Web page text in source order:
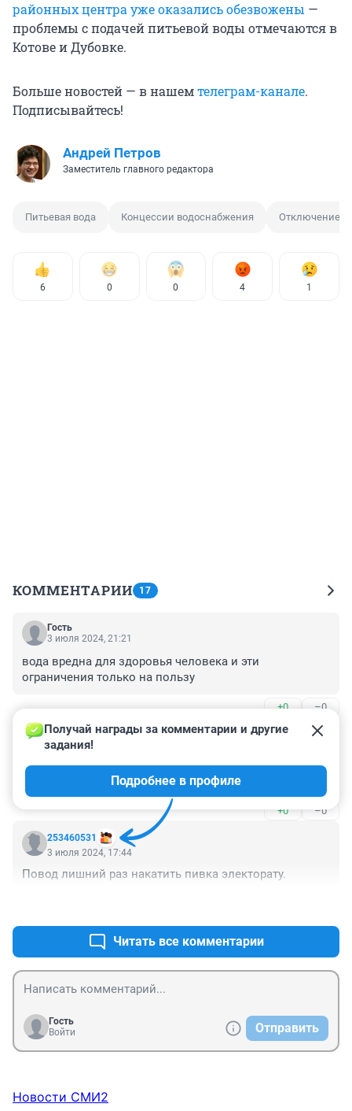
районных центра уже оказались обезвожены —
проблемы с подачей питьевой воды отмечаются в
Котове и Дубовке.
Больше новостей — в нашемтелеграм-канале.
Подписывайтесь!
Андрей Петров
Заместитель главного редактора
Питьевая вода Концессии водоснабжения Отключение
6 0 0 4 1
КОММЕНТАРИИ 17
Гость
3 июля 2024, 21:21
вода вредна для здоровья человека и эти
ограничения только на пользу
+0 –0
Гость
3 июля 2024, 20:12
Половина Советского района тоже без воды сидит.
Проверяют нас на прочность...
+0 –0
253460531
Получай награды за комментарии и другие
задания!
Подробнее в профиле
3 июля 2024, 17:44
Повод лишний раз накатить пивка электорату.
Читать все комментарии
Гость
Войти
Отправить
Новости СМИ2